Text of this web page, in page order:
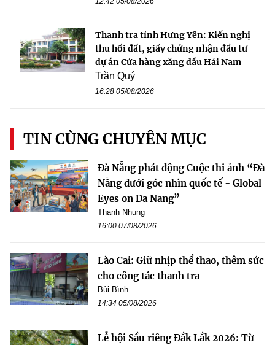
Thanh tra tỉnh Hưng Yên: Kiến nghị
thu hồi đất, giấy chứng nhận đầu tư
dự án Cửa hàng xăng dầu Hải Nam
Trần Quý
16:28 05/08/2026
TIN CÙNG CHUYÊN MỤC
Đà Nẵng phát động Cuộc thi ảnh “Đà
Nẵng dưới góc nhìn quốc tế - Global
Eyes on Da Nang”
Thanh Nhung
16:00 07/08/2026
Lào Cai: Giữ nhịp thể thao, thêm sức
cho công tác thanh tra
Bùi Bình
14:34 05/08/2026
Lễ hội Sầu riêng Đắk Lắk 2026: Từ